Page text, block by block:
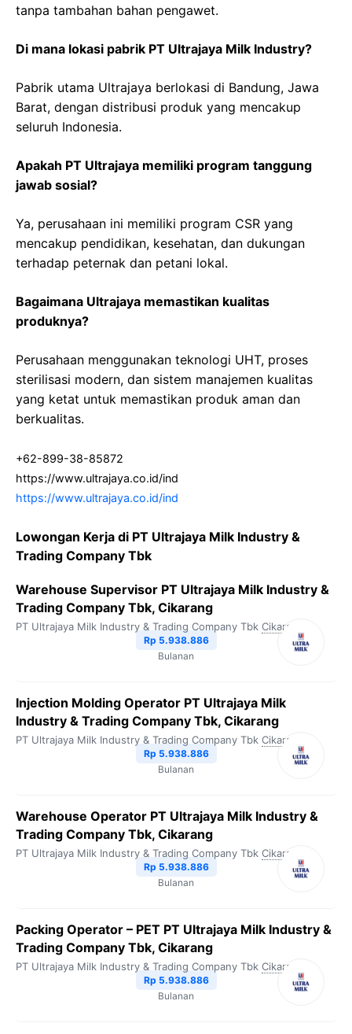
tanpa tambahan bahan pengawet.
Di mana lokasi pabrik PT Ultrajaya Milk Industry?
Pabrik utama Ultrajaya berlokasi di Bandung, Jawa
Barat, dengan distribusi produk yang mencakup
seluruh Indonesia.
Apakah PT Ultrajaya memiliki program tanggung
jawab sosial?
Ya, perusahaan ini memiliki program CSR yang
mencakup pendidikan, kesehatan, dan dukungan
terhadap peternak dan petani lokal.
Bagaimana Ultrajaya memastikan kualitas
produknya?
Perusahaan menggunakan teknologi UHT, proses
sterilisasi modern, dan sistem manajemen kualitas
yang ketat untuk memastikan produk aman dan
berkualitas.
+62-899-38-85872
https://www.ultrajaya.co.id/ind
https://www.ultrajaya.co.id/ind
Lowongan Kerja di PT Ultrajaya Milk Industry &
Trading Company Tbk
Warehouse Supervisor PT Ultrajaya Milk Industry &
Trading Company Tbk, Cikarang
PT Ultrajaya Milk Industry & Trading Company Tbk Cikarang
Rp 5.938.886
Bulanan
Injection Molding Operator PT Ultrajaya Milk
Industry & Trading Company Tbk, Cikarang
PT Ultrajaya Milk Industry & Trading Company Tbk Cikarang
Rp 5.938.886
Bulanan
Warehouse Operator PT Ultrajaya Milk Industry &
Trading Company Tbk, Cikarang
PT Ultrajaya Milk Industry & Trading Company Tbk Cikarang
Rp 5.938.886
Bulanan
Packing Operator – PET PT Ultrajaya Milk Industry &
Trading Company Tbk, Cikarang
PT Ultrajaya Milk Industry & Trading Company Tbk Cikarang
Rp 5.938.886
Bulanan